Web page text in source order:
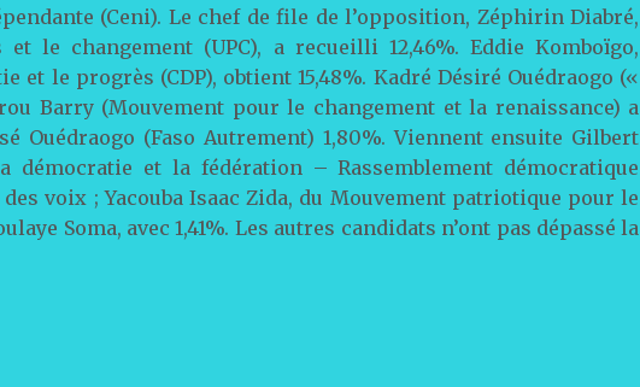
(Ceni). Le chef de file de l’opposition, Zéphirin Diabré,
le changement (UPC), a recueilli 12,46%. Eddie Komboïgo,
et le progrès (CDP), obtient 15,48%. Kadré Désiré Ouédraogo («
Barry (Mouvement pour le changement et la renaissance) a
Ouédraogo (Faso Autrement) 1,80%. Viennent ensuite Gilbert
démocratie et la fédération – Rassemblement démocratique
des voix ; Yacouba Isaac Zida, du Mouvement patriotique pour le
Soma, avec 1,41%. Les autres candidats n’ont pas dépassé la